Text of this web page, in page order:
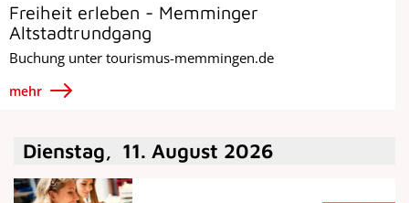
Freiheit erleben - Memminger
Altstadtrundgang
Buchung unter tourismus-memmingen.de
mehr
Dienstag, 11. August 2026